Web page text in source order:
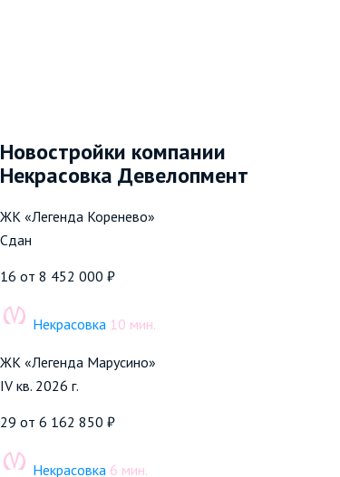
Новостройки компании
Некрасовка Девелопмент
ЖК «Легенда Коренево»
Сдан
16 от 8 452 000 ₽
Некрасовка 10 мин.
ЖК «Легенда Марусино»
IV кв. 2026 г.
29 от 6 162 850 ₽
Некрасовка 6 мин.